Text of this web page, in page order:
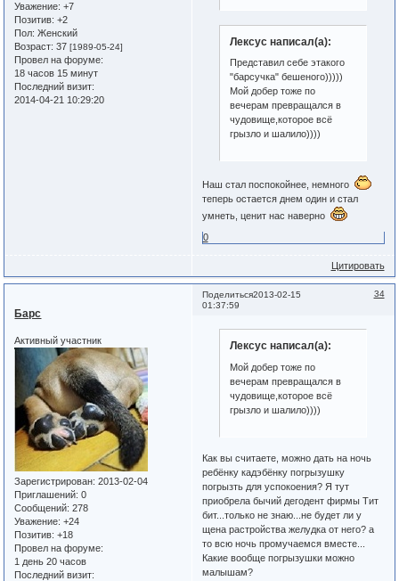
Уважение: +7
Позитив: +2
Пол: Женский
Возраст: 37[1989-05-24]
Провел на форуме:
18 часов 15 минут
Последний визит:
2014-04-21 10:29:20
Лексус написал(а):
Представил себе этакого
"барсучка" бешеного)))))
Мой добер тоже по
вечерам превращался в
чудовище,которое всё
грызло и шалило))))
Наш стал поспокойнее, немного
теперь остается днем один и стал
умнеть, ценит нас наверно
0
Цитировать
Поделиться 34
2013-02-15
01:37:59
Барс
Активный участник
Зарегистрирован: 2013-02-04
Приглашений: 0
Сообщений: 278
Уважение: +24
Позитив: +18
Провел на форуме:
1 день 20 часов
Последний визит:
Лексус написал(а):
Мой добер тоже по
вечерам превращался в
чудовище,которое всё
грызло и шалило))))
Как вы считаете, можно дать на ночь
ребёнку кадэбёнку погрызушку
погрызть для успокоения? Я тут
приобрела бычий дегодент фирмы Тит
бит...только не знаю...не будет ли у
щена растройства желудка от него? а
то всю ночь промучаемся вместе...
Какие вообще погрызушки можно
малышам?